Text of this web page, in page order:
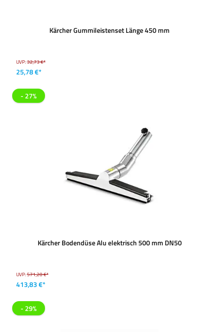
Kärcher Gummileistenset Länge 450 mm
UVP:32,73 €*
25,78 €*
- 27%
Kärcher Bodendüse Alu elektrisch 500 mm DN50
UVP:571,20 €*
413,83 €*
- 29%